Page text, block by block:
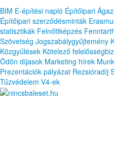
BIM E-építési napló Építőipari
Építőipari szerződésminták
statisztikák Felnőttképzés
Szövetség Jogszabálygyűjtemény
Közgyűlések Kötelező
Ödön díjasok Marketing hírek
Prezentációk pályázat Rezsióradíj
Tűzvédelem V4-ek